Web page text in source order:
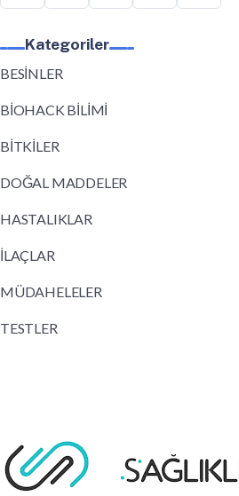
Kategoriler
BESİNLER
BİOHACK BİLİMİ
BİTKİLER
DOĞAL MADDELER
HASTALIKLAR
İLAÇLAR
MÜDAHELELER
TESTLER